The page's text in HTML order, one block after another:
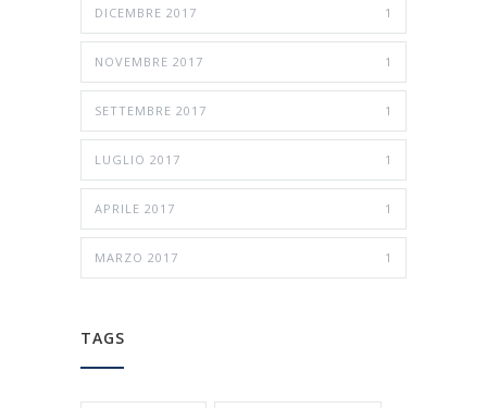
DICEMBRE 2017 1
NOVEMBRE 2017 1
SETTEMBRE 2017 1
LUGLIO 2017 1
APRILE 2017 1
MARZO 2017 1
TAGS